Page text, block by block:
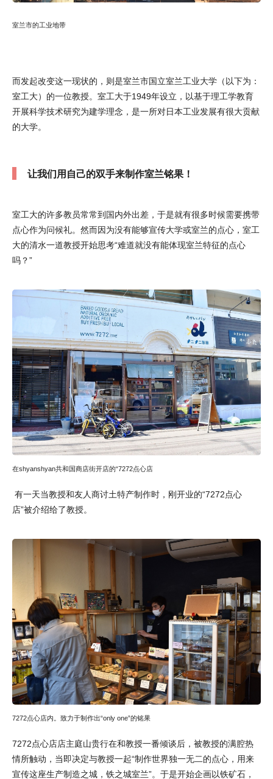
室兰市的工业地带
而发起改变这一现状的，则是室兰市国立室兰工业大学（以下为：
室工大）的一位教授。室工大于1949年设立，以基于理工学教育
开展科学技术研究为建学理念，是一所对日本工业发展有很大贡献
的大学。
让我们用自己的双手来制作室兰铭果！
室工大的许多教员常常到国内外出差，于是就有很多时候需要携带
点心作为问候礼。然而因为没有能够宣传大学或室兰的点心，室工
大的清水一道教授开始思考“难道就没有能体现室兰特征的点心
吗？”
在shyanshyan共和国商店街开店的“7272点心店
有一天当教授和友人商讨土特产制作时，刚开业的“7272点心
店”被介绍给了教授。
7272点心店内。致力于制作出“only one”的铭果
7272点心店店主庭山贵行在和教授一番倾谈后，被教授的满腔热
情所触动，当即决定与教授一起“制作世界独一无二的点心，用来
宣传这座生产制造之城，铁之城室兰”。于是开始企画以铁矿石，